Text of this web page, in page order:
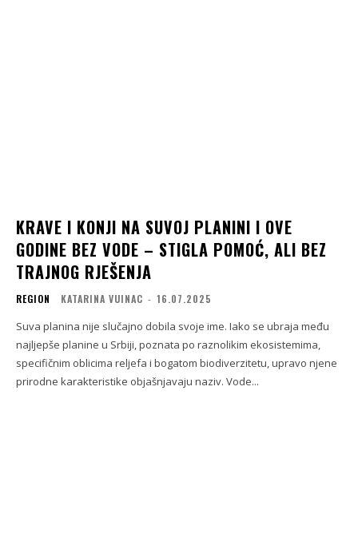
KRAVE I KONJI NA SUVOJ PLANINI I OVE
GODINE BEZ VODE – STIGLA POMOĆ, ALI BEZ
TRAJNOG RJEŠENJA
REGION KATARINA VUINAC - 16.07.2025
Suva planina nije slučajno dobila svoje ime. Iako se ubraja među
najljepše planine u Srbiji, poznata po raznolikim ekosistemima,
specifičnim oblicima reljefa i bogatom biodiverzitetu, upravo njene
prirodne karakteristike objašnjavaju naziv. Vode...